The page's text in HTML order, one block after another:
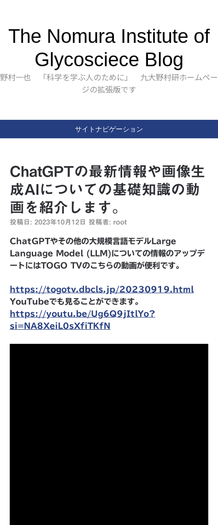
The Nomura Institute of
Glycosciece Blog
野村一也 「科学を学ぶ人のために」 九大野村研ホームペー
ジの拡張版です
サイトナビゲーション
ChatGPTの最新情報や画像生
成AIについての基礎知識の動
画を紹介します。
投稿日: 2023年10月12日 投稿者: root
ChatGPTやその他の大規模言語モデルLarge
Language Model (LLM)についての情報のアップデ
ートにはTOGO TVのこちらの動画が便利です。
https://togotv.dbcls.jp/20230919.html
YouTubeでも見ることができます。
https://youtu.be/Ug6Q9jItlYo?
si=NA8XeiL0sXfiTKfN